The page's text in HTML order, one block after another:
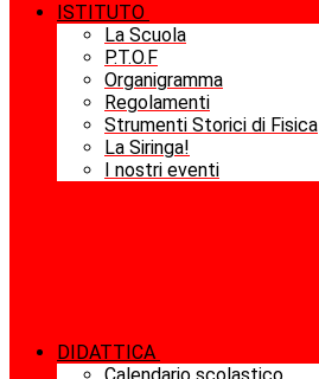
ISTITUTO
La Scuola
P.T.O.F
Organigramma
Regolamenti
Strumenti Storici di Fisica
La Siringa!
I nostri eventi
DIDATTICA